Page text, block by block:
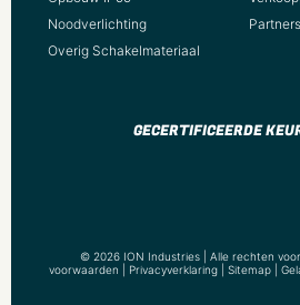
Noodverlichting
Overig Schakelmateriaal
Partners
GECERTIFICEERDE
© 2026 ION Industries | Alle rechten
voorwaarden
Privacyverklaring Sitemap |